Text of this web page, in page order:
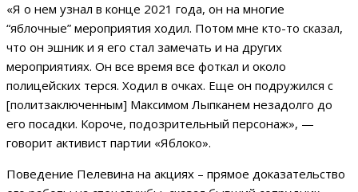
«Я о нем узнал в конце 2021 года, он на многие
“яблочные” мероприятия ходил. Потом мне кто-то сказал,
что он эшник и я его стал замечать и на других
мероприятиях. Он все время все фоткал и около
полицейских терся. Ходил в очках. Еще он подружился с
[политзаключенным] Максимом Лыпканем незадолго до
его посадки. Короче, подозрительный персонаж», —
говорит активист партии «Яблоко».
Поведение Пелевина на акциях – прямое доказательство